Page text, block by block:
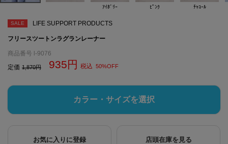
ｱｲﾎﾞﾘｰ ﾋﾟﾝｸ ﾁｬｺｰﾙ
SALE LIFE SUPPORT PRODUCTS
フリースツートンラグランレーナー
商品番号 l-9076
定価 1,870 935 税込 50%OFF
カラー・サイズを選択
お気に入りに登録 店頭在庫を見る